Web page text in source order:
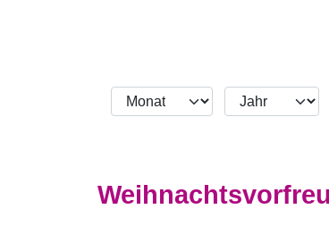
Filter
Monat Jahr